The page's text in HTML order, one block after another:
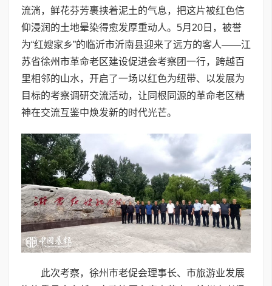
流淌，鲜花芬芳裹挟着泥土的气息，把这片被红色信
仰浸润的土地晕染得愈发厚重动人。5月20日，被誉
为“红嫂家乡”的临沂市沂南县迎来了远方的客人——江
苏省徐州市革命老区建设促进会考察团一行，跨越百
里相邻的山水，开启了一场以红色为纽带、以发展为
目标的考察调研交流活动，让同根同源的革命老区精
神在交流互鉴中焕发新的时代光芒。
此次考察，徐州市老促会理事长、市旅游业发展